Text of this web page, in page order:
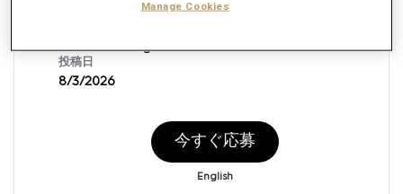
Client Management
投稿日
8/3/2026
今すぐ応募
English
Manage Cookies